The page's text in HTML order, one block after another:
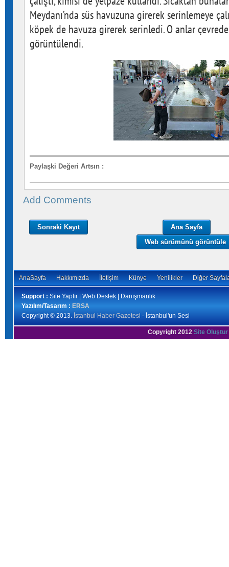
Meydanı’nda süs havuzuna girerek serinlemeye
köpek de havuza girerek serinledi. O anlar
görüntülendi.
Paylaşki Değeri Artsın :
Add Comments
Sonraki Kayıt
Ana Sayfa
Web sürümünü görüntüle
AnaSayfa Hakkımızda İletişim Künye Yenilikler Diğer
Support : Site Yaptır | Web Destek | Danışmanlık
Yazılım/Tasarım : ERSA
Copyright © 2013. İstanbul Haber Gazetesi - İstanbul'un Sesi
Copyright 2012 Site Oluştur